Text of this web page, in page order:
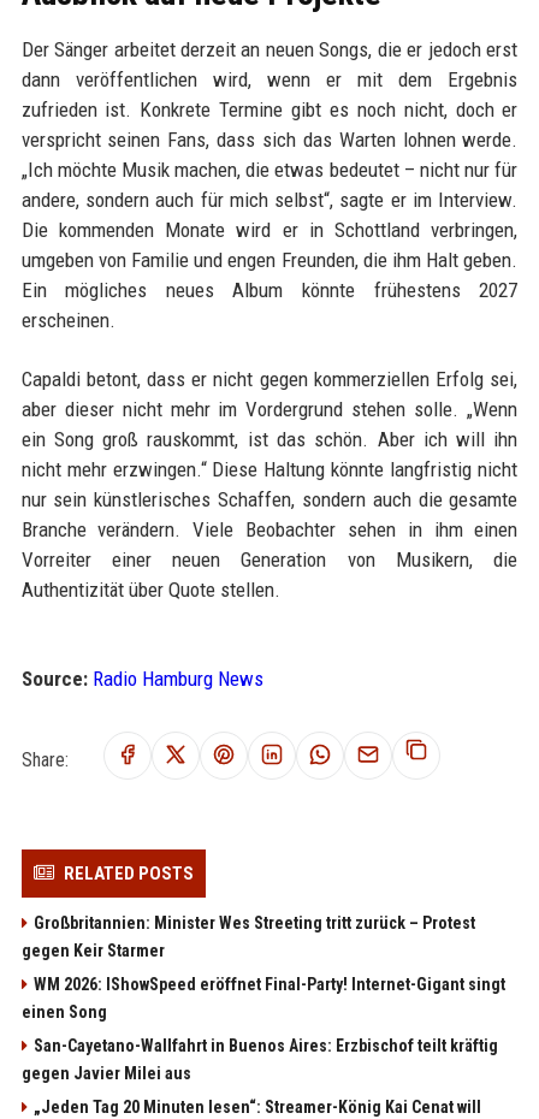
Der Sänger arbeitet derzeit an neuen Songs, die er jedoch erst
dann veröffentlichen wird, wenn er mit dem Ergebnis
zufrieden ist. Konkrete Termine gibt es noch nicht, doch er
verspricht seinen Fans, dass sich das Warten lohnen werde.
„Ich möchte Musik machen, die etwas bedeutet – nicht nur für
andere, sondern auch für mich selbst“, sagte er im Interview.
Die kommenden Monate wird er in Schottland verbringen,
umgeben von Familie und engen Freunden, die ihm Halt geben.
Ein mögliches neues Album könnte frühestens 2027
erscheinen.
Capaldi betont, dass er nicht gegen kommerziellen Erfolg sei,
aber dieser nicht mehr im Vordergrund stehen solle. „Wenn
ein Song groß rauskommt, ist das schön. Aber ich will ihn
nicht mehr erzwingen.“ Diese Haltung könnte langfristig nicht
nur sein künstlerisches Schaffen, sondern auch die gesamte
Branche verändern. Viele Beobachter sehen in ihm einen
Vorreiter einer neuen Generation von Musikern, die
Authentizität über Quote stellen.
Source: Radio Hamburg News
Share:
RELATED POSTS
Großbritannien: Minister Wes Streeting tritt zurück – Protest
gegen Keir Starmer
WM 2026: IShowSpeed eröffnet Final-Party! Internet-Gigant singt
einen Song
San-Cayetano-Wallfahrt in Buenos Aires: Erzbischof teilt kräftig
gegen Javier Milei aus
„Jeden Tag 20 Minuten lesen“: Streamer-König Kai Cenat will